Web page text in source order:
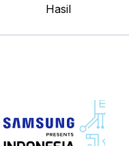
Hasil